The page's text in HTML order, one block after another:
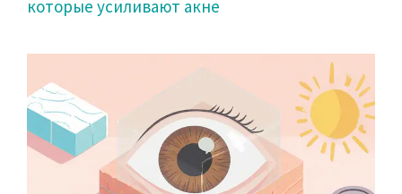
которые усиливают акне